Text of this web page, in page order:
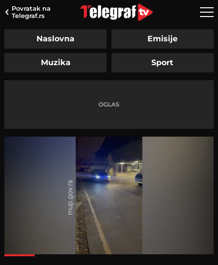
Povratak na
Telegraf.rs
Naslovna Emisije
Muzika Sport